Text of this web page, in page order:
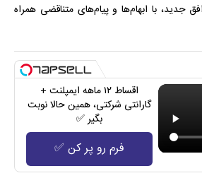
جدید، با ابهام‌ها و پیام‌های متناقضی همراه
اقساط ۱۲ ماهه ایمپلنت +
گارانتی شرکتی، همین حالا نوبت
بگیر ✅
فرم رو پر کن ✅